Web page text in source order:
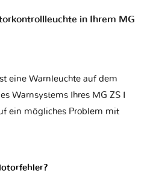
in Ihrem MG
eine Warnleuchte auf dem
Warnsystems Ihres MG ZS I
ein mögliches Problem mit